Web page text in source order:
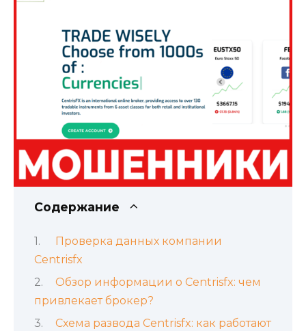
Содержание
Проверка данных компании
Centrisfx
Обзор информации о Centrisfx: чем
привлекает брокер?
Схема развода Centrisfx: как работают